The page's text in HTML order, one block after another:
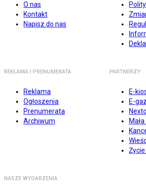
O nas
Kontakt
Napisz do nas
REKLAMA I PRENUMERATA
Reklama
Ogłoszenia
Prenumerata
Archiwum
PARTNERZY
E-
E-
NASZE WYDARZENIA